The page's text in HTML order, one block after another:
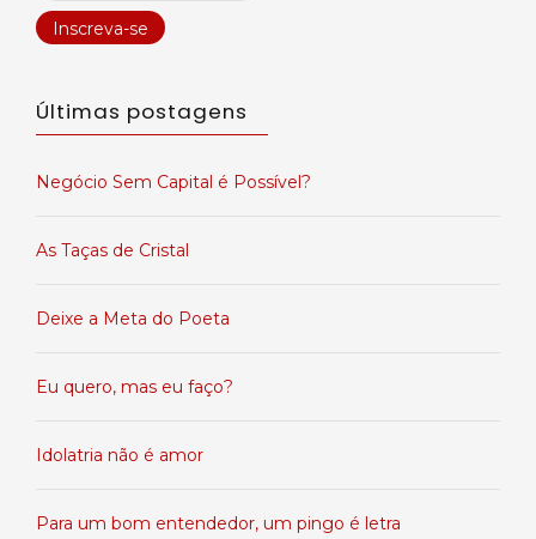
Últimas postagens
Negócio Sem Capital é Possível?
As Taças de Cristal
Deixe a Meta do Poeta
Eu quero, mas eu faço?
Idolatria não é amor
Para um bom entendedor, um pingo é letra